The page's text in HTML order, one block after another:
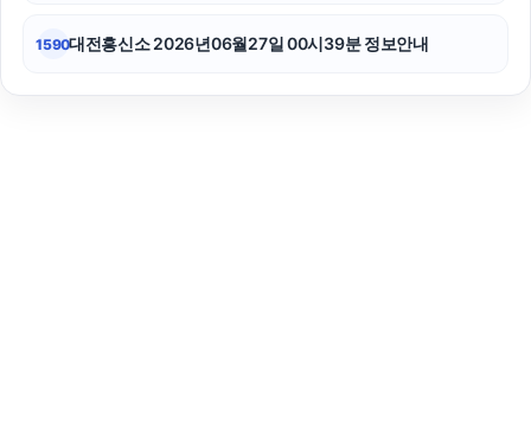
1590대전흥신소 2026년06월27일 00시39분 정보안내